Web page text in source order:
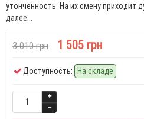
утонченность. На их смену приходит
далее...
3 010 грн 1 505 грн
Доступность: На складе